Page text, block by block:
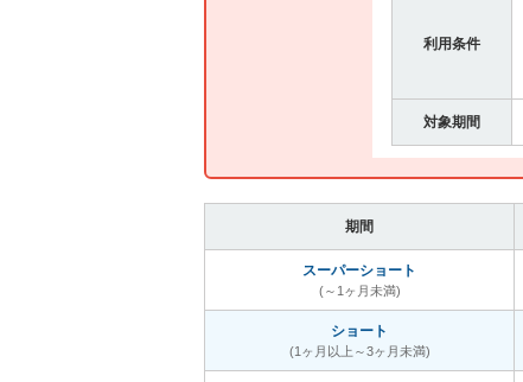
利用条件
対象期間
期間
スーパーショート
(～1ヶ月未満)
ショート
(1ヶ月以上～3ヶ月未満)